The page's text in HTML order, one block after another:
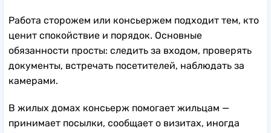
Работа сторожем или консьержем подходит тем, кто
ценит спокойствие и порядок. Основные
обязанности просты: следить за входом, проверять
документы, встречать посетителей, наблюдать за
камерами.
В жилых домах консьерж помогает жильцам —
принимает посылки, сообщает о визитах, иногда